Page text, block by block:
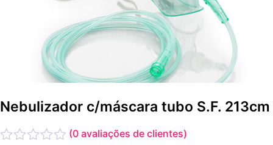
Nebulizador c/máscara tubo S.F. 213cm
(0 avaliações de clientes)